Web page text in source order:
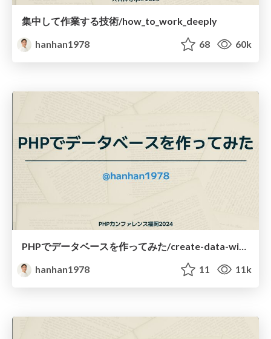
集中して作業する技術/how_to_work_deeply
hanhan1978
68 60k
PHPでデータベースを作ってみた/create-data-with-php
hanhan1978
11 11k